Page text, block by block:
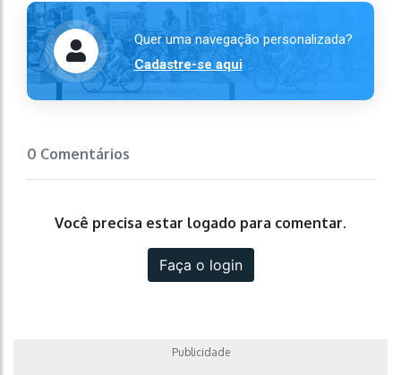
Quer uma navegação personalizada?
Cadastre-se aqui
0 Comentários
Você precisa estar logado para comentar.
Faça o login
Publicidade